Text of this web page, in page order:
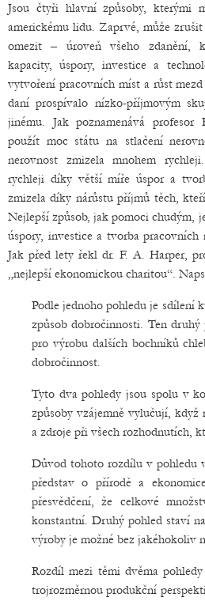
Jsou čtyři hlavní způsoby, kterými
americkému lidu. Zaprvé, může
omezit – úroveň všeho zdanění,
kapacity, úspory, investice a
vytvoření pracovních míst a růst
daní prospívalo nízko-příjmovým
jinému. Jak poznamenává profesor
použít moc státu na stlačení
nerovnost zmizela mnohem
rychleji díky větší míře úspor a
zmizela díky nárůstu příjmů těch,
Nejlepší způsob, jak pomoci chudým,
úspory, investice a tvorba pracovních
Jak před lety řekl dr. F. A. Harper,
„nejlepší ekonomickou charitou“.
Podle jednoho pohledu je sdílení
způsob dobročinnosti. Ten druhý
pro výrobu dalších bochníků
dobročinnost.
Tyto dva pohledy jsou spolu v
způsoby vzájemně vylučují,
a zdroje při všech rozhodnutích,
Důvod tohoto rozdílu v pohledu
představ o přírodě a
přesvědčení, že celkové
konstantní. Druhý pohled staví
výroby je možné bez jakéhokoliv
Rozdíl mezi těmi dvěma
trojrozměrnou produkční